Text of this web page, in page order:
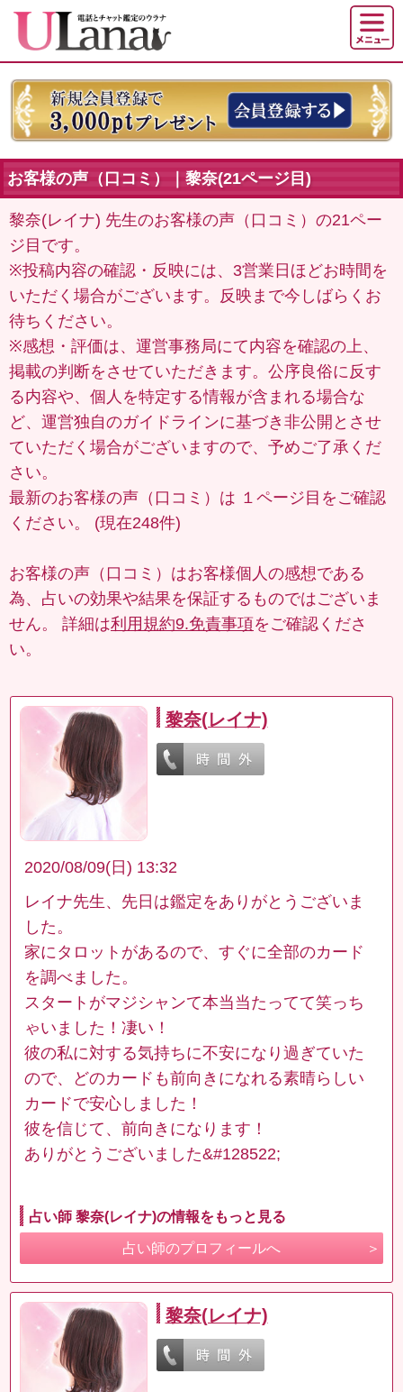
お客様の声（口コミ）｜黎奈(21ページ目)
黎奈(レイナ) 先生のお客様の声（口コミ）の21ペー
ジ目です。
※投稿内容の確認・反映には、3営業日ほどお時間を
いただく場合がございます。反映まで今しばらくお
待ちください。
※感想・評価は、運営事務局にて内容を確認の上、
掲載の判断をさせていただきます。公序良俗に反す
る内容や、個人を特定する情報が含まれる場合な
ど、運営独自のガイドラインに基づき非公開とさせ
ていただく場合がございますので、予めご了承くだ
さい。
最新のお客様の声（口コミ）は １ページ目 をご確認
ください。 (現在248件)
お客様の声（口コミ）はお客様個人の感想である
為、占いの効果や結果を保証するものではございま
せん。 詳細は利用規約9.免責事項をご確認くださ
い。
黎奈(レイナ)
2020/08/09(日) 13:32
レイナ先生、先日は鑑定をありがとうございま
した。
家にタロットがあるので、すぐに全部のカード
を調べました。
スタートがマジシャンて本当当たってて笑っち
ゃいました！凄い！
彼の私に対する気持ちに不安になり過ぎていた
ので、どのカードも前向きになれる素晴らしい
カードで安心しました！
彼を信じて、前向きになります！
ありがとうございました&#128522;
占い師 黎奈(レイナ)の情報をもっと見る
占い師のプロフィールへ
黎奈(レイナ)